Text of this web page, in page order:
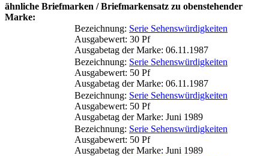
ähnliche Briefmarken / Briefmarkensatz zu obenstehender
Marke:
Bezeichnung: Serie Sehenswürdigkeiten
Ausgabewert: 30 Pf
Ausgabetag der Marke: 06.11.1987
Bezeichnung: Serie Sehenswürdigkeiten
Ausgabewert: 50 Pf
Ausgabetag der Marke: 06.11.1987
Bezeichnung: Serie Sehenswürdigkeiten
Ausgabewert: 50 Pf
Ausgabetag der Marke: Juni 1989
Bezeichnung: Serie Sehenswürdigkeiten
Ausgabewert: 50 Pf
Ausgabetag der Marke: Juni 1989